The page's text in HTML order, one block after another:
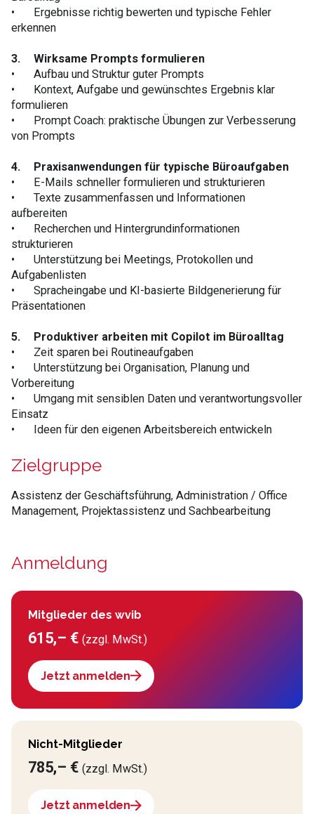
•
Ergebnisse richtig bewerten und typische Fehler
erkennen
3.
Wirksame Prompts formulieren
•
Aufbau und Struktur guter Prompts
•
Kontext, Aufgabe und gewünschtes Ergebnis klar
formulieren
•
Prompt Coach: praktische Übungen zur Verbesserung
von Prompts
4.
Praxisanwendungen für typische Büroaufgaben
•
E-Mails schneller formulieren und strukturieren
•
Texte zusammenfassen und Informationen
aufbereiten
•
Recherchen und Hintergrundinformationen
strukturieren
•
Unterstützung bei Meetings, Protokollen und
Aufgabenlisten
•
Spracheingabe und KI-basierte Bildgenerierung für
Präsentationen
5.
Produktiver arbeiten mit Copilot im Büroalltag
•
Zeit sparen bei Routineaufgaben
•
Unterstützung bei Organisation, Planung und
Vorbereitung
•
Umgang mit sensiblen Daten und verantwortungsvoller
Einsatz
•
Ideen für den eigenen Arbeitsbereich entwickeln
Zielgruppe
Assistenz der Geschäftsführung, Administration / Office
Management, Projektassistenz und Sachbearbeitung
Anmeldung
Mitglieder des wvib
615,– €(zzgl. MwSt.)
Jetzt anmelden
Nicht-Mitglieder
785,– €(zzgl. MwSt.)
Jetzt anmelden